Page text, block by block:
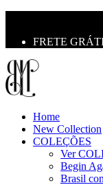
FRETE
Home
New Collection
COLEÇÕES
Ver
Begin
Brasil